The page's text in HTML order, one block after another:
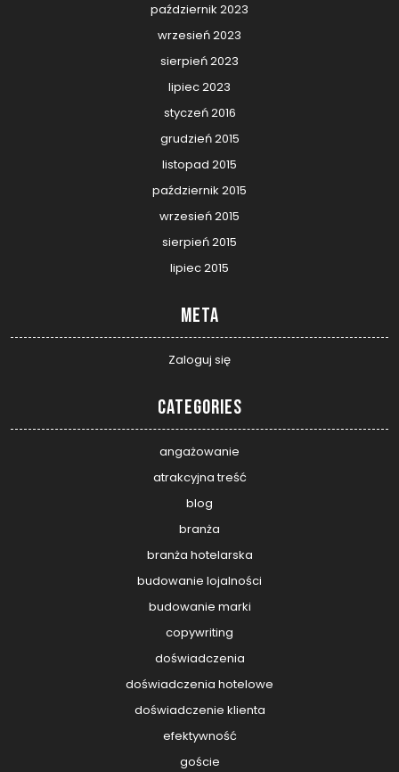
październik 2023
wrzesień 2023
sierpień 2023
lipiec 2023
styczeń 2016
grudzień 2015
listopad 2015
październik 2015
wrzesień 2015
sierpień 2015
lipiec 2015
Meta
Zaloguj się
Categories
angażowanie
atrakcyjna treść
blog
branża
branża hotelarska
budowanie lojalności
budowanie marki
copywriting
doświadczenia
doświadczenia hotelowe
doświadczenie klienta
efektywność
goście